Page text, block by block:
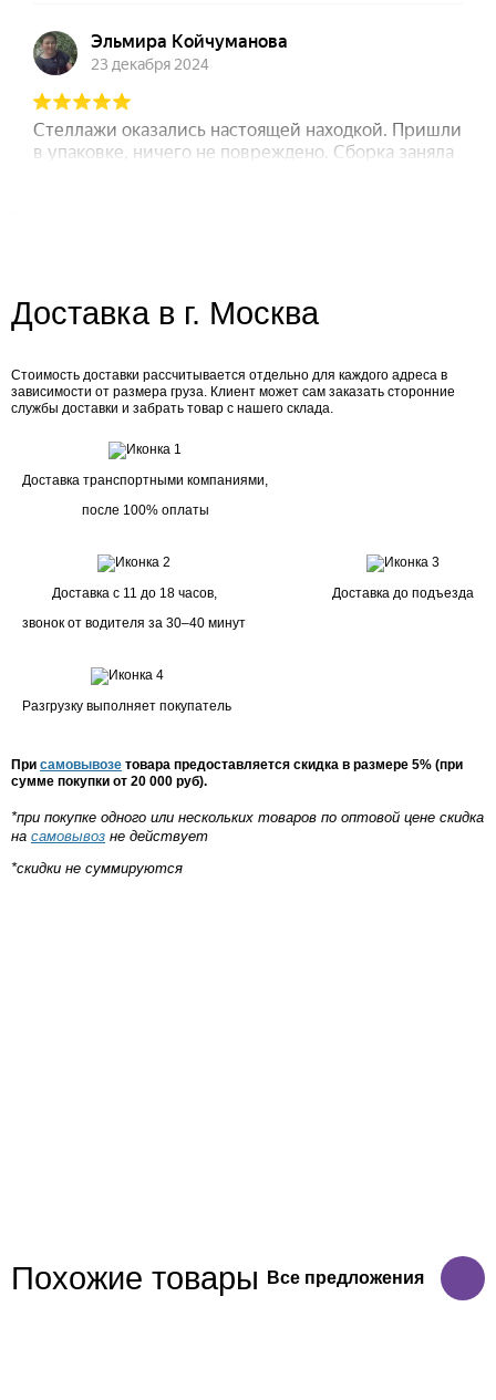
Доставка в г. Москва
Стоимость доставки рассчитывается отдельно для каждого адреса в
зависимости от размера груза. Клиент может сам заказать сторонние
службы доставки и забрать товар с нашего склада.
Доставка транспортными компаниями,
после 100% оплаты
Доставка с 11 до 18 часов,
звонок от водителя за 30–40 минут
Доставка до подъезда
Разгрузку выполняет покупатель
При самовывозе товара предоставляется скидка в размере 5% (при
сумме покупки от 20 000 руб).
*при покупке одного или нескольких товаров по оптовой цене скидка
на самовывоз не действует
*скидки не суммируются
Похожие товары Все предложения